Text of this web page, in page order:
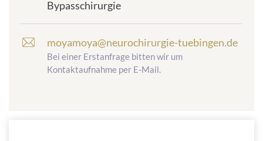
only_#
Bypasschirurgie
E
-
M
moyamoya@neurochirurgie-tuebingen.de
Bei einer Erstanfrage bitten wir um
Kontaktaufnahme per E-Mail.